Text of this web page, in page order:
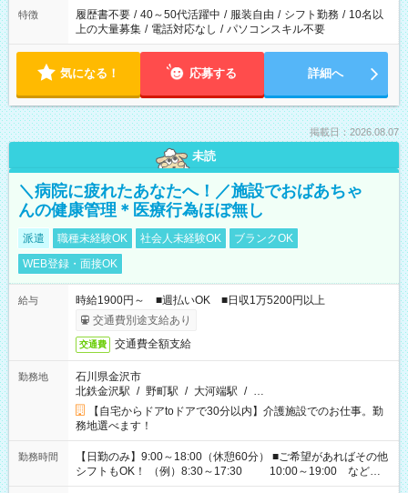
間を超える場合は応募できません
特徴 履歴書不要 / 40～50代活躍中 / 服装自由 / シフト勤務 / 10名以
上の大量募集 / 電話対応なし / パソコンスキル不要
気になる！ 応募する 詳細へ
掲載日：2026.08.07
未読
＼病院に疲れたあなたへ！／施設でおばあちゃ
んの健康管理＊医療行為ほぼ無し
派遣 職種未経験OK 社会人未経験OK
ブランクOK
WEB登録・面接OK
給与
時給1900円～ ■週払いOK ■日収1万5200円以上
交通費別途支給あり
交通費 交通費全額支給
勤務地
石川県金沢市
北鉄金沢駅 / 野町駅 / 大河端駅 / …
【自宅からドアtoドアで30分以内】介護施設でのお仕事。勤
務地選べます！
勤務時間
【日勤のみ】9:00～18:00（休憩60分） ■ご希望があればその他
シフトもOK！ （例）8:30～17:30 10:00～19:00 など
「家族とお休みを合わせたい」 「できれば残業はしたくない」